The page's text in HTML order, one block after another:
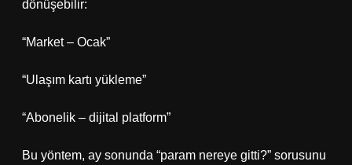
dönüşebilir:
“Market – Ocak”
“Ulaşım kartı yükleme”
“Abonelik – dijital platform”
Bu yöntem, ay sonunda “param nereye gitti?” sorusunu